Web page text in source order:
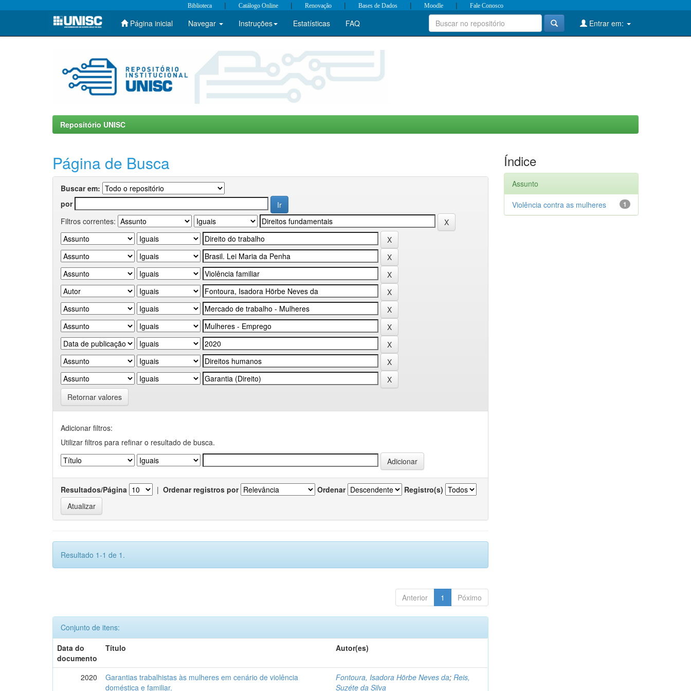
Skip
Biblioteca | Catálogo Online | Renovação | Bases de Dados | Moodle | Fale Conosco
Página inicial Navegar Instruções Estatísticas FAQ Entrar em:
Repositório UNISC
Página de Busca
Buscar em:
por
Filtros correntes:
Retornar valores
Adicionar filtros:
Utilizar filtros para refinar o resultado de busca.
Resultados/Página | Ordenar registros por Ordenar Registro(s)
Resultado 1-1 de 1.
Anterior 1 Póximo
Conjunto de itens:
Data do
documento
Título Autor(es)
2020
Garantias trabalhistas às mulheres em cenário de violência
doméstica e familiar.
Fontoura, Isadora Hörbe Neves da;Reis,
Suzéte da Silva
Índice
Assunto
1
Violência contra as mulheres